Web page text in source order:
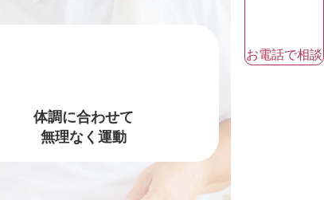
体調に合わせて
無理なく運動
お電話で相談